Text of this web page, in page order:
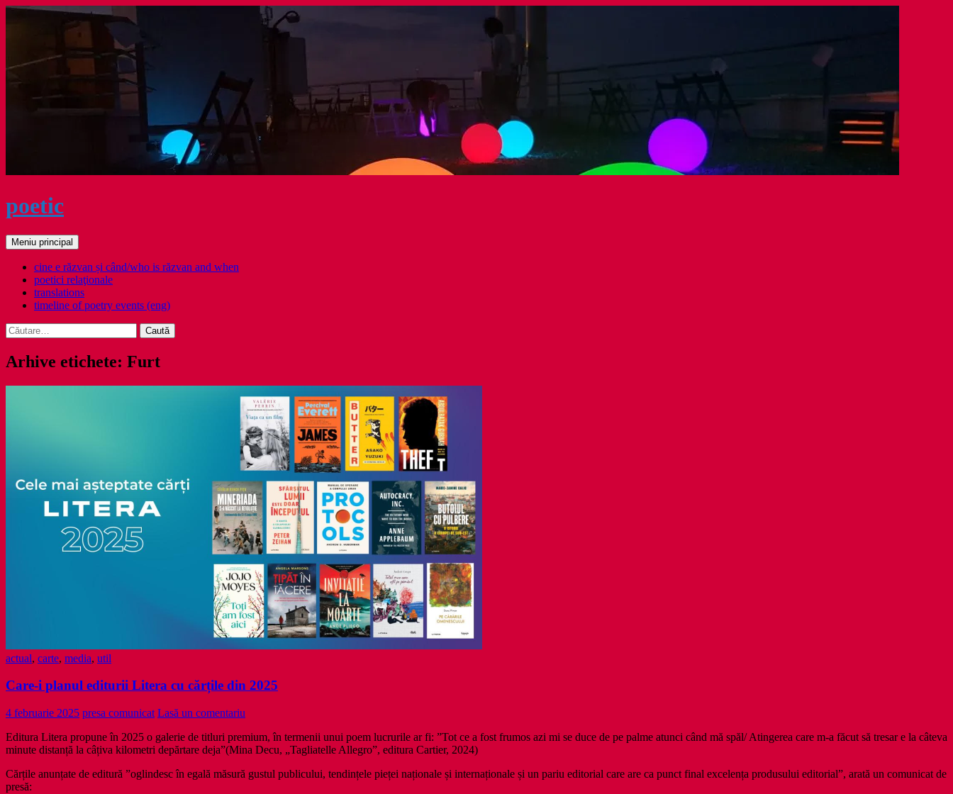
Sari
poetic
Caută
Meniu principal
cine e răzvan și când/who is răzvan and when
poetici relaţionale
translations
timeline of poetry events (eng)
Caută
după:
Arhive etichete: Furt
actual, carte, media, util
Care-i planul editurii Litera cu cărțile din 2025
4 februarie 2025 presa comunicat Lasă un comentariu
Editura Litera propune în 2025 o galerie de titluri premium, în termenii unui poem lucrurile ar fi: ”Tot ce a fost frumos azi mi se duce de pe palme atunci când mă spăl/ Atingerea care m-a făcut să tresar e la câteva
minute distanță la câțiva kilometri depărtare deja”(Mina Decu, „Tagliatelle Allegro”, editura Cartier, 2024)
Cărțile anunțate de editură ”oglindesc în egală măsură gustul publicului, tendințele pieței naționale și internaționale și un pariu editorial care are ca punct final excelența produsului editorial”, arată un comunicat de
presă: